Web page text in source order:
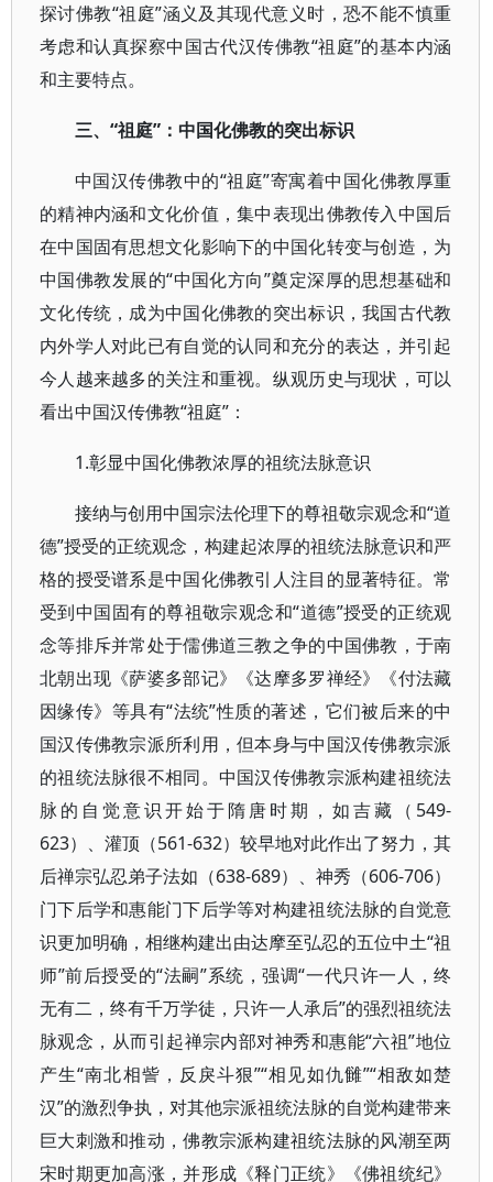
探讨佛教“祖庭”涵义及其现代意义时，恐不能不慎重
考虑和认真探察中国古代汉传佛教“祖庭”的基本内涵
和主要特点。
三、“祖庭”：中国化佛教的突出标识
中国汉传佛教中的“祖庭”寄寓着中国化佛教厚重
的精神内涵和文化价值，集中表现出佛教传入中国后
在中国固有思想文化影响下的中国化转变与创造，为
中国佛教发展的“中国化方向”奠定深厚的思想基础和
文化传统，成为中国化佛教的突出标识，我国古代教
内外学人对此已有自觉的认同和充分的表达，并引起
今人越来越多的关注和重视。纵观历史与现状，可以
看出中国汉传佛教“祖庭”：
1.彰显中国化佛教浓厚的祖统法脉意识
接纳与创用中国宗法伦理下的尊祖敬宗观念和“道
德”授受的正统观念，构建起浓厚的祖统法脉意识和严
格的授受谱系是中国化佛教引人注目的显著特征。常
受到中国固有的尊祖敬宗观念和“道德”授受的正统观
念等排斥并常处于儒佛道三教之争的中国佛教，于南
北朝出现《萨婆多部记》《达摩多罗禅经》《付法藏
因缘传》等具有“法统”性质的著述，它们被后来的中
国汉传佛教宗派所利用，但本身与中国汉传佛教宗派
的祖统法脉很不相同。中国汉传佛教宗派构建祖统法
脉的自觉意识开始于隋唐时期，如吉藏（549-
623）、灌顶（561-632）较早地对此作出了努力，其
后禅宗弘忍弟子法如（638-689）、神秀（606-706）
门下后学和惠能门下后学等对构建祖统法脉的自觉意
识更加明确，相继构建出由达摩至弘忍的五位中土“祖
师”前后授受的“法嗣”系统，强调“一代只许一人，终
无有二，终有千万学徒，只许一人承后”的强烈祖统法
脉观念，从而引起禅宗内部对神秀和惠能“六祖”地位
产生“南北相訾，反戾斗狠”“相见如仇雠”“相敌如楚
汉”的激烈争执，对其他宗派祖统法脉的自觉构建带来
巨大刺激和推动，佛教宗派构建祖统法脉的风潮至两
宋时期更加高涨，并形成《释门正统》《佛祖统纪》